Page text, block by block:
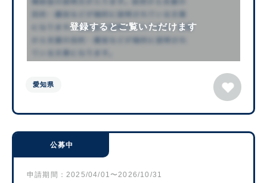
登録するとご覧いただけます
愛知県
公募中
申請期間：2025/04/01〜2026/10/31